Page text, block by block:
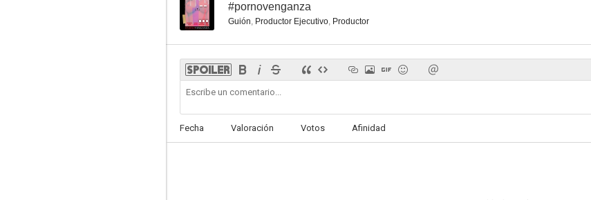
-- #pornovenganza
Guión, Productor Ejecutivo, Productor
Fecha Valoración Votos Afinidad